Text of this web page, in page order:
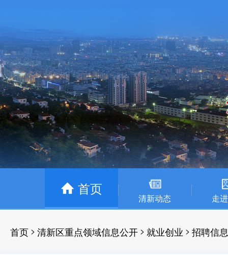
首页
清新动态 走
首页 > 清新区重点领域信息公开 > 就业创业 > 招聘信息